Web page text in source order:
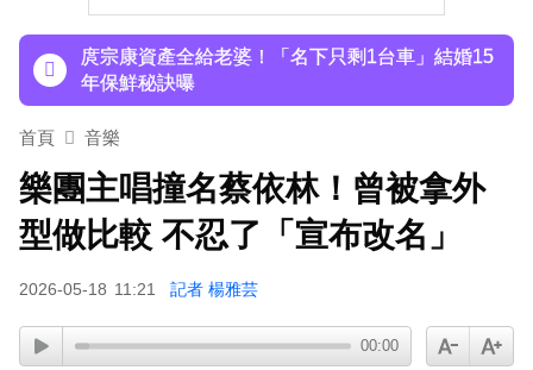
年保鮮秘訣曝
百萬網紅失蹤3年遇害！遭閨密設局赴菲「綁架撕
票」千萬贖金救不回
下載東森App，隨時掌握天下大小事！
八點檔女神美照遭放大腳趾！被酸「暗沉皺褶」本
人無奈回應
首頁 音樂
樂團主唱撞名蔡依林！曾被拿外
型做比較 不忍了「宣布改名」
2026-05-18 11:21 記者 楊雅芸
00:00